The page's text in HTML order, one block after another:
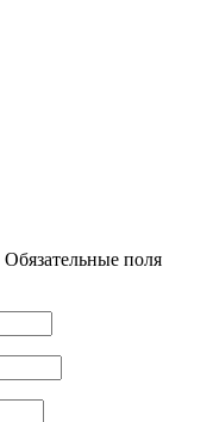
Обязательные поля